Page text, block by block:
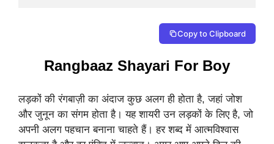
Copy to Clipboard
Rangbaaz Shayari For Boy
लड़कों की रंगबाज़ी का अंदाज कुछ अलग ही होता है, जहां जोश
और जुनून का संगम होता है। यह शायरी उन लड़कों के लिए है, जो
अपनी अलग पहचान बनाना चाहते हैं। हर शब्द में आत्मविश्वास